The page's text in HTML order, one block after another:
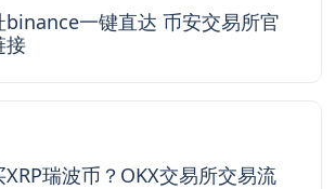
binance一键直达 币安交易所官
接
瑞波币？OKX交易所交易流